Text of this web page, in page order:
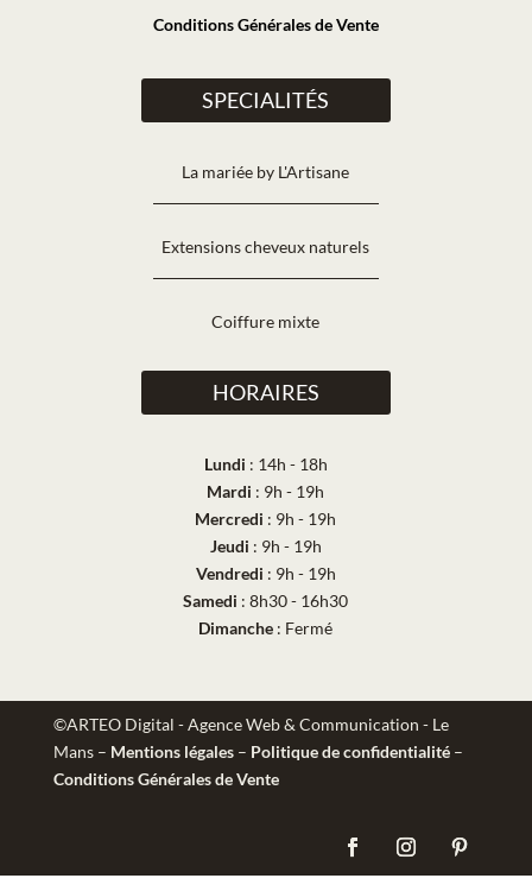
Conditions Générales de Vente
SPECIALITÉS
La mariée by L'Artisane
Extensions cheveux naturels
Coiffure mixte
HORAIRES
Lundi : 14h - 18h
Mardi : 9h - 19h
Mercredi : 9h - 19h
Jeudi : 9h - 19h
Vendredi : 9h - 19h
Samedi : 8h30 - 16h30
Dimanche : Fermé
©ARTEO Digital - Agence Web & Communication - Le
Mans– Mentions légales– Politique de confidentialité–
Conditions Générales de Vente